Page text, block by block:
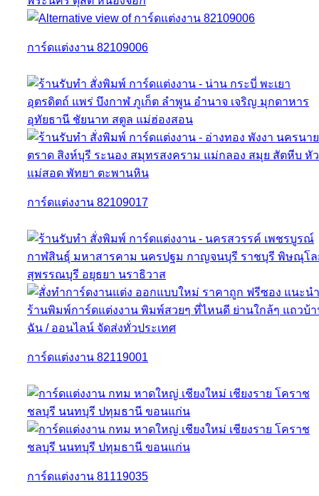
การ์ดแต่งงาน 82109006
การ์ดแต่งงาน 82109017
การ์ดแต่งงาน 82119001
การ์ดแต่งงาน 81119035